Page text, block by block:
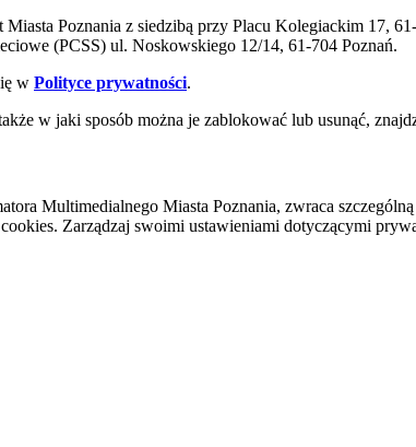
Poznania z siedzibą przy Placu Kolegiackim 17,
(PCSS) ul. Noskowskiego 12/14, 61-704 Poznań.
w Polityce prywatności.
w jaki sposób można je zablokować lub usunąć,
Multimedialnego Miasta Poznania, zwraca
Zarządzaj swoimi ustawieniami dotyczącymi